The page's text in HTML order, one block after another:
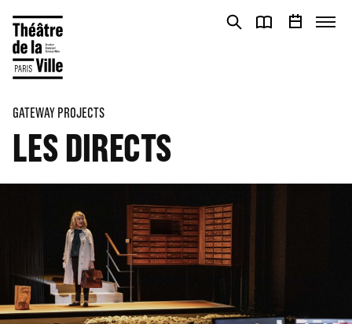
GATEWAY PROJECTS
LES DIRECTS